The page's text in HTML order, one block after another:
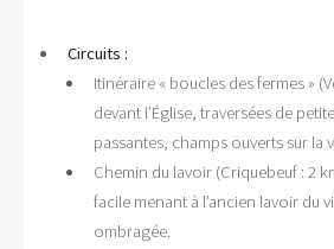
Circuits :
Itinéraire « boucles des fermes »
devant l’Église, traversées de
passantes, champs ouverts sur la
Chemin du lavoir (Criquebeuf : 2
facile menant à l’ancien lavoir du
ombragée.